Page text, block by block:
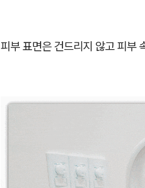
피부 표면은 건드리지 않고 피부